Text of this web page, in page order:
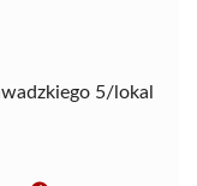
5/lokal